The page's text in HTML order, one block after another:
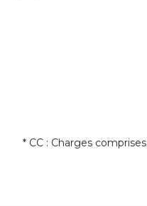
* CC : Charges comprises